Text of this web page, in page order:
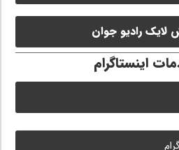
لایک رادیو جوان
اینستاگرام